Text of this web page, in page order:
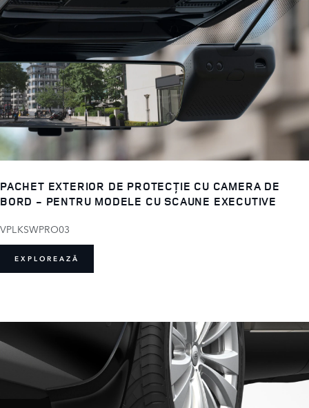
PACHET EXTERIOR DE PROTECȚIE CU CAMERA DE
BORD - PENTRU MODELE CU SCAUNE EXECUTIVE
VPLKSWPRO03
EXPLOREAZĂ